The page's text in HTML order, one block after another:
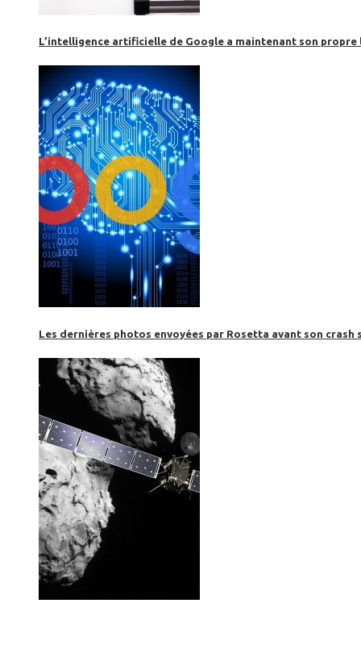
L’intelligence artificielle de Google a maintenant son propre
Les dernières photos envoyées par Rosetta avant son crash